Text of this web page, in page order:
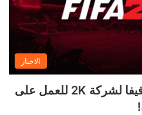
الاخبار
شائعة عن اختيار فيفا لشركة 2K للعمل على